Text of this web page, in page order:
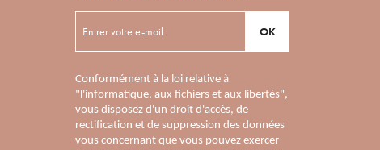
OK
Conformément à la loi relative à
"l'informatique, aux fichiers et aux libertés",
vous disposez d'un droit d'accès, de
rectification et de suppression des données
vous concernant que vous pouvez exercer